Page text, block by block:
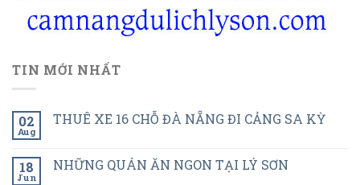
TIN MỚI NHẤT
02
Aug
THUÊ XE 16 CHỖ ĐÀ NẴNG ĐI CẢNG SA KỲ
18
Jun
NHỮNG QUÁN ĂN NGON TẠI LÝ SƠN